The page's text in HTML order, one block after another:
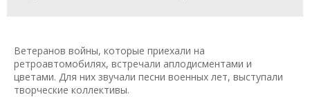
Ветеранов войны, которые приехали на
ретроавтомобилях, встречали аплодисментами и
цветами. Для них звучали песни военных лет, выступали
творческие коллективы.